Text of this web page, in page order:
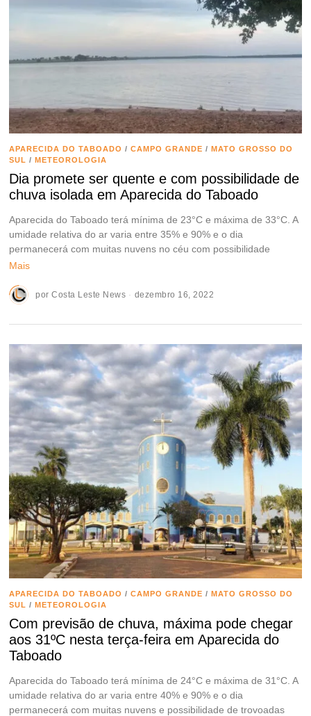
APARECIDA DO TABOADO / CAMPO GRANDE / MATO GROSSO DO
SUL / METEOROLOGIA
Dia promete ser quente e com possibilidade de
chuva isolada em Aparecida do Taboado
Aparecida do Taboado terá mínima de 23°C e máxima de 33°C. A
umidade relativa do ar varia entre 35% e 90% e o dia
permanecerá com muitas nuvens no céu com possibilidade
Mais
porCosta Leste News dezembro 16, 2022
APARECIDA DO TABOADO / CAMPO GRANDE / MATO GROSSO DO
SUL / METEOROLOGIA
Com previsão de chuva, máxima pode chegar
aos 31ºC nesta terça-feira em Aparecida do
Taboado
Aparecida do Taboado terá mínima de 24°C e máxima de 31°C. A
umidade relativa do ar varia entre 40% e 90% e o dia
permanecerá com muitas nuvens e possibilidade de trovoadas